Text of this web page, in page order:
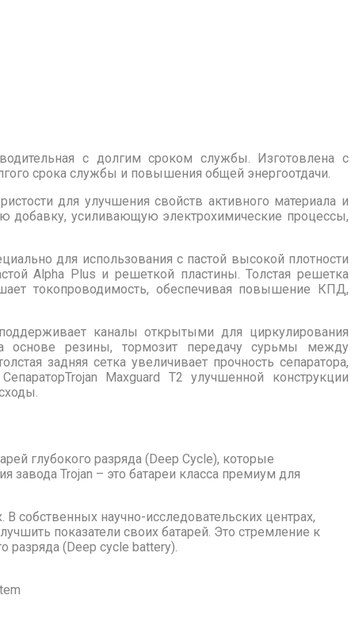
с долгим сроком службы. Изготовлена с
срока службы и повышения общей энергоотдачи.
для улучшения свойств активного материала и
добавку, усиливающую электрохимические процессы,
для использования с пастой высокой плотности
Alpha Plus и решеткой пластины. Толстая решетка
токопроводимость, обеспечивая повышение КПД,
каналы открытыми для циркулирования
основе резины, тормозит передачу сурьмы между
задняя сетка увеличивает прочность сепаратора,
Maxguard T2 улучшенной конструкции
глубокого разряда (Deep Cycle), которые
Trojan – это батареи класса премиум для
собственных научно-исследовательских центрах,
показатели своих батарей. Это стремление к
разряда (Deep cycle battery).